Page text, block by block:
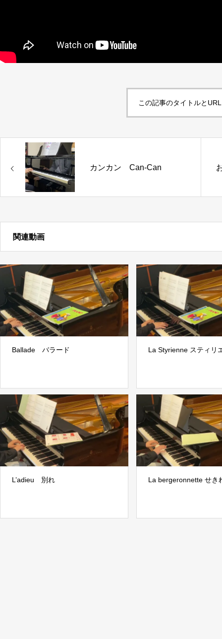
この記事のタイトルと
カンカン Can-Can
関連動画
Ballade バラード La Styrienne スティリ
L’adieu 別れ La bergeronnette せき